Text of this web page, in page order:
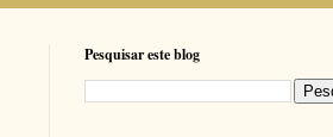
Pesquisar este blog